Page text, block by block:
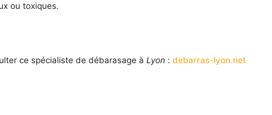
ou toxiques.
ce spécialiste de débarasage à Lyon : debarras-lyon.net